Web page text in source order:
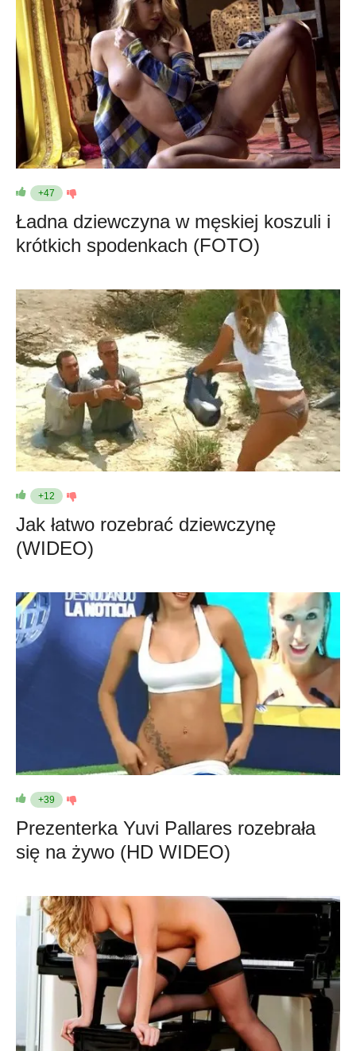
+47
Ładna dziewczyna w męskiej koszuli i
krótkich spodenkach (FOTO)
+12
Jak łatwo rozebrać dziewczynę
(WIDEO)
+39
Prezenterka Yuvi Pallares rozebrała
się na żywo (HD WIDEO)